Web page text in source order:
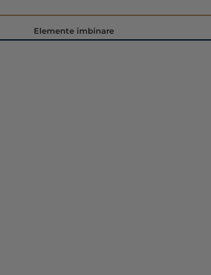
Elemente imbinare